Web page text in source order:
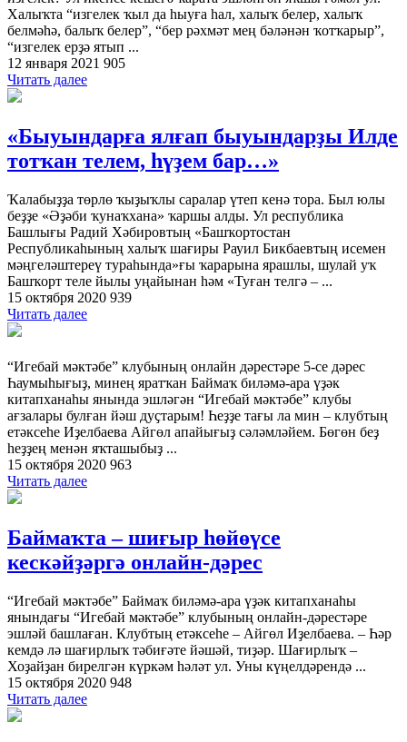
Халыҡта “изгелек ҡыл да һыуға һал, халыҡ белер, халыҡ
белмәһә, балыҡ белер”, “бер рәхмәт мең бәләнән ҡотҡарыр”,
“изгелек ерҙә ятып ...
12 января 2021 905
Читать далее
«Быуындарға ялғап быуындарҙы Илде
тотҡан телем, һүҙем бар…»
Ҡалабыҙҙа төрлө ҡыҙыҡлы саралар үтеп кенә тора. Был юлы
беҙҙе «Әҙәби ҡунаҡхана» ҡаршы алды. Ул республика
Башлығы Радий Хәбировтың «Башҡорт­остан
Республикаһының халыҡ шағиры Рауил Бикбаевтың исемен
мәңгеләштереү тураһында»­ғы ҡарарына ярашлы, шулай уҡ
Башҡорт теле йылы уңайынан һәм «Туған телгә – ...
15 октября 2020 939
Читать далее
“Игебай мәктәбе” клубының онлайн дәрестәре 5-се дәрес
Һаумыһығыҙ, минең яратҡан Баймаҡ биләмә-ара үҙәк
китапханаһы янында эшләгән “Игебай мәктәбе” клубы
ағзалары булған йәш дуҫтарым! Һеҙҙе тағы ла мин – клубтың
етәксеһе Иҙелбаева Айгөл апайығыҙ сәләмләйем. Бөгөн беҙ
һеҙҙең менән яҡташыбыҙ ...
15 октября 2020 963
Читать далее
Баймаҡта – шиғыр һөйөүсе
кескәйҙәргә онлайн-дәрес
“Игебай мәктәбе” Баймаҡ биләмә-ара үҙәк китапханаһы
янындағы “Игебай мәктәбе” клубының онлайн-дәрестәре
эшләй башлаған. Клубтың етәксеһе – Айгөл Иҙелбаева. – Һәр
кемдә лә шағирлыҡ тәбиғәте йәшәй, тиҙәр. Шағирлыҡ –
Хоҙайҙан бирелгән күркәм һәләт ул. Уны күңелдәрендә ...
15 октября 2020 948
Читать далее